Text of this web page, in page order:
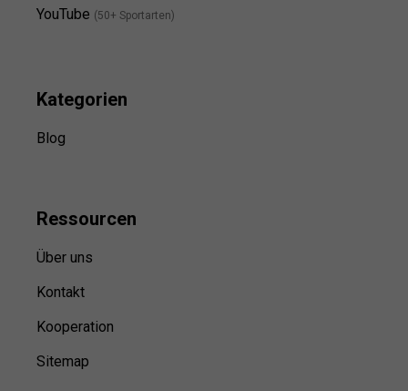
YouTube (50+ Sportarten)
Kategorien
Blog
Ressourcen
Über uns
Kontakt
Kooperation
Sitemap